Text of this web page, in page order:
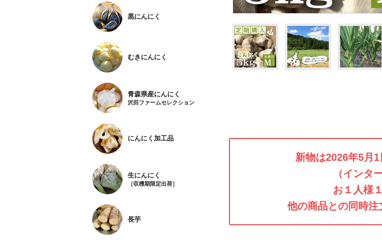
新物は2026年5月1
（インタ
お１人様
他の商品との同時注
黒にんにく
むきにんにく
青森県産にんにく
沢田ファームセレクション
にんにく加工品
生にんにく
［収穫期限定出荷］
長芋